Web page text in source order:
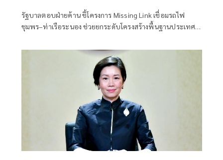
รัฐบาลตอบฝ่ายค้าน ชี้โครงการ Missing Link เชื่อมรถไฟ
ชุมพร–ท่าเรือระนอง ช่วยยกระดับโครงสร้างพื้นฐานประเทศ
เสนอทุกฝ่าย